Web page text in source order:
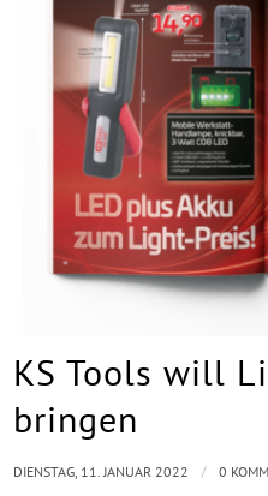
KS Tools will
bringen
DIENSTAG, 11. JANUAR 2022 / 0